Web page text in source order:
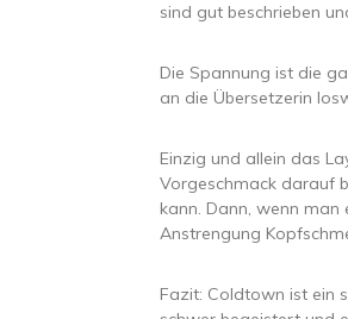
sind gut beschrieben
Die Spannung ist die
an die Übersetzerin
Einzig und allein das
Vorgeschmack darauf
kann. Dann, wenn
Anstrengung
Fazit: Coldtown ist ein